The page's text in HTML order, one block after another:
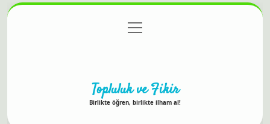
Gizlilik Politikası
menüyü
aç
Topluluk ve Fikir
Birlikte öğren, birlikte ilham al!